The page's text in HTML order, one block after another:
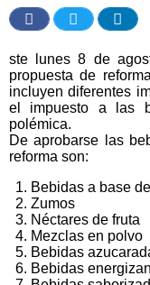
ste lunes 8 de
propuesta de
incluyen diferentes
el impuesto a las
polémica.
De aprobarse las
reforma son:
Bebidas a base
Zumos
Néctares de fruta
Mezclas en polvo
Bebidas
Bebidas